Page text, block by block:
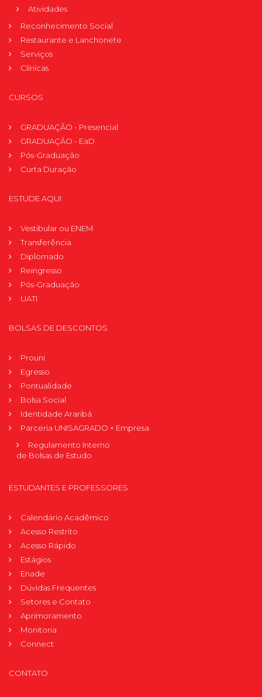
Atividades
Reconhecimento Social
Restaurante e Lanchonete
Serviços
Clínicas
CURSOS
GRADUAÇÃO - Presencial
GRADUAÇÃO - EaD
Pós-Graduação
Curta Duração
ESTUDE AQUI
Vestibular ou ENEM
Transferência
Diplomado
Reingresso
Pós-Graduação
UATI
BOLSAS DE DESCONTOS
Prouni
Egresso
Pontualidade
Bolsa Social
Identidade Araribá
Parceria UNISAGRADO + Empresa
Regulamento Interno
de Bolsas de Estudo
ESTUDANTES E PROFESSORES
Calendário Acadêmico
Acesso Restrito
Acesso Rápido
Estágios
Enade
Dúvidas Frequentes
Setores e Contato
Aprimoramento
Monitoria
Connect
CONTATO